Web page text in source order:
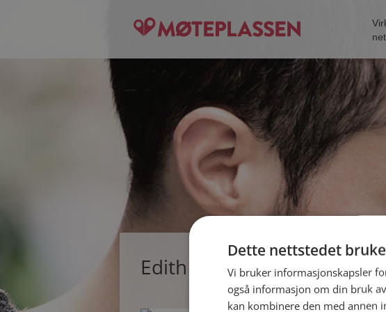
Edith Anita, single kvinne
Dette nettstedet
Vi bruker informasjonskapsler
også informasjon om din bruk
kan kombinere den med annen